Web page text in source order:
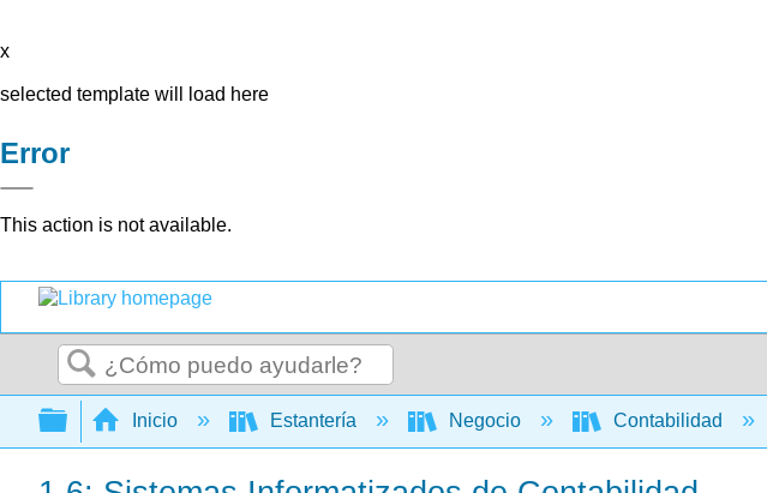
x
selected template will load here
Error
This action is not available.
Buscar
Expandir/contraer jerarquía global
Inicio Estantería Negocio Contabilidad